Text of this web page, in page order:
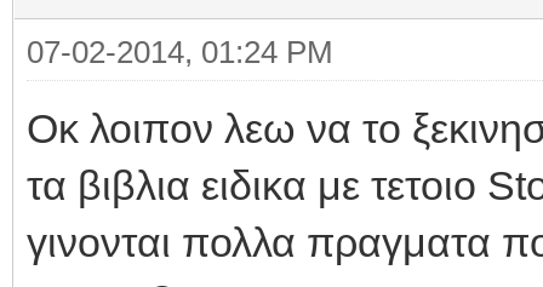
07-02-2014, 01:24 PM
Οκ λοιπον λεω να το
τα βιβλια ειδικα με τετοιο
γινονται πολλα πραγματα